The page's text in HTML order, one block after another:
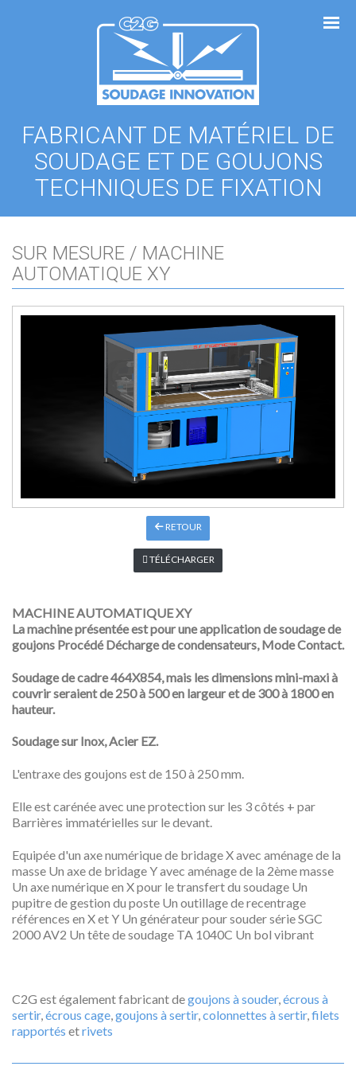
FABRICANT DE MATÉRIEL DE
SOUDAGE ET DE GOUJONS
TECHNIQUES DE FIXATION
SUR MESURE / MACHINE
AUTOMATIQUE XY
RETOUR
TÉLÉCHARGER
MACHINE AUTOMATIQUE XY
La machine présentée est pour une application de soudage de
goujons Procédé Décharge de condensateurs, Mode Contact.
Soudage de cadre 464X854, mais les dimensions mini-maxi à
couvrir seraient de 250 à 500 en largeur et de 300 à 1800 en
hauteur.
Soudage sur Inox, Acier EZ.
L'entraxe des goujons est de 150 à 250 mm.
Elle est carénée avec une protection sur les 3 côtés + par
Barrières immatérielles sur le devant.
Equipée d'un axe numérique de bridage X avec aménage de la
masse Un axe de bridage Y avec aménage de la 2ème masse
Un axe numérique en X pour le transfert du soudage Un
pupitre de gestion du poste Un outillage de recentrage
références en X et Y Un générateur pour souder série SGC
2000 AV2 Un tête de soudage TA 1040C Un bol vibrant
C2G est également fabricant degoujons à souder, écrous à
sertir, écrous cage goujons à sertir, colonnettes à sertir, filets
rapportés etrivets